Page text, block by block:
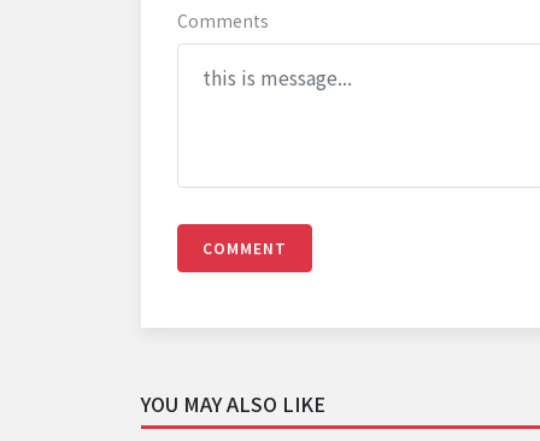
Comments
COMMENT
YOU MAY ALSO LIKE
झांसी सड़क हादसे में युवक की दर्दनाक मौत, बचाव से